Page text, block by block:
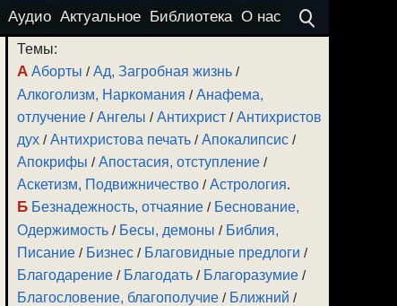
Аудио Актуальное Библиотека О нас
Темы:
А Аборты /Ад, Загробная жизнь /
Алкоголизм, Наркомания /Анафема,
отлучение /Ангелы /Антихрист /Антихристов
дух /Антихристова печать /Апокалипсис /
Апокрифы /Апостасия, отступление /
Аскетизм, Подвижничество /Астрология.
Б Безнадежность, отчаяние / Беснование,
Одержимость / Бесы, демоны / Библия,
Писание / Бизнес / Благовидные предлоги /
Благодарение / Благодать / Благоразумие /
Благословение, благополучие / Ближний /